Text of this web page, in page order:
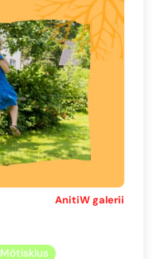
AnitiW galerii
Mõtisklus